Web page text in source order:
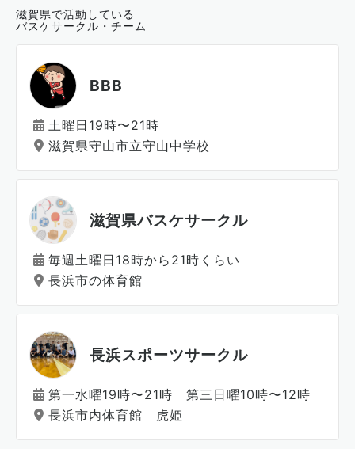
滋賀県で活動している
バスケサークル・チーム
BBB
土曜日19時〜21時
滋賀県守山市立守山中学校
滋賀県バスケサークル
毎週土曜日18時から21時くらい
長浜市の体育館
長浜スポーツサークル
第一水曜19時〜21時 第三日曜10時〜12時
長浜市内体育館 虎姫